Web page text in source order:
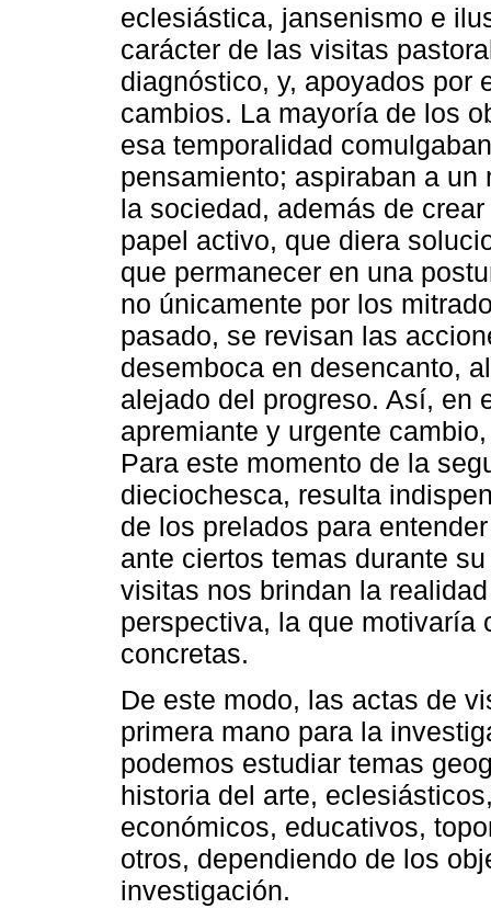
eclesiástica, jansenismo e
carácter de las visitas
diagnóstico, y, apoyados por
cambios. La mayoría de los
esa temporalidad
pensamiento; aspiraban a
la sociedad, además de
papel activo, que diera
que permanecer en una
no únicamente por los
pasado, se revisan las
desemboca en desencanto,
alejado del progreso. Así, en
apremiante y urgente
Para este momento de la
dieciochesca, resulta
de los prelados para
ante ciertos temas durante
visitas nos brindan la
perspectiva, la que motivaría
concretas.
De este modo, las actas de
primera mano para la
podemos estudiar temas
historia del arte,
económicos, educativos,
otros, dependiendo de los
investigación.